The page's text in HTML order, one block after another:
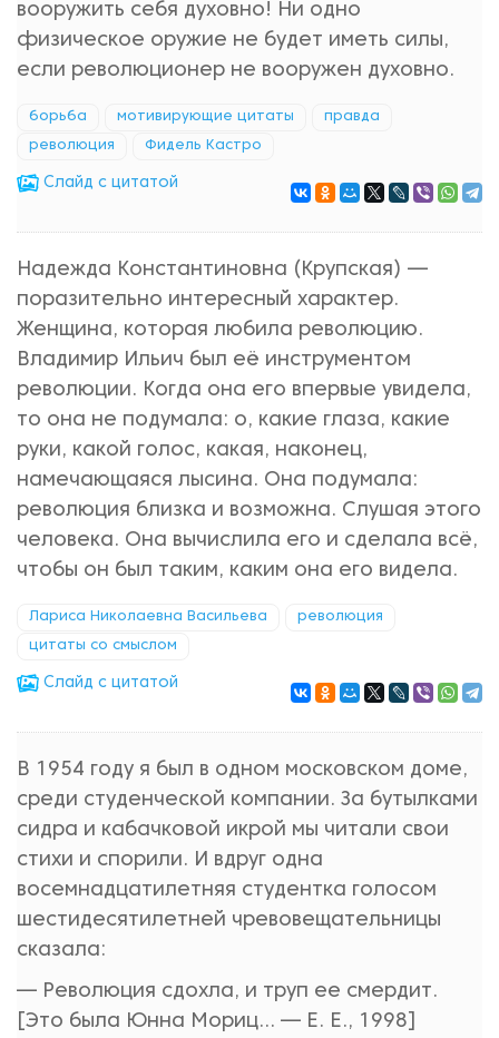
вооружить себя духовно! Ни одно
физическое оружие не будет иметь силы,
если революционер не вооружен духовно.
борьба мотивирующие цитаты правда
революция Фидель Кастро
Cлайд с цитатой
Надежда Константиновна (Крупская) —
поразительно интересный характер.
Женщина, которая любила революцию.
Владимир Ильич был её инструментом
революции. Когда она его впервые увидела,
то она не подумала: о, какие глаза, какие
руки, какой голос, какая, наконец,
намечающаяся лысина. Она подумала:
революция близка и возможна. Слушая этого
человека. Она вычислила его и сделала всё,
чтобы он был таким, каким она его видела.
Лариса Николаевна Васильева революция
цитаты со смыслом
Cлайд с цитатой
В 1954 году я был в одном московском доме,
среди студенческой компании. За бутылками
сидра и кабачковой икрой мы читали свои
стихи и спорили. И вдруг одна
восемнадцатилетняя студентка голосом
шестидесятилетней чревовещательницы
сказала:
— Революция сдохла, и труп ее смердит.
[Это была Юнна Мориц… — Е. Е., 1998]